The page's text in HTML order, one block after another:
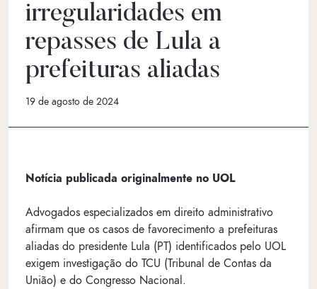
irregularidades em
repasses de Lula a
prefeituras aliadas
19 de agosto de 2024
Notícia publicada originalmente no UOL
Advogados especializados em direito administrativo
afirmam que os casos de favorecimento a prefeituras
aliadas do presidente Lula (PT) identificados pelo UOL
exigem investigação do TCU (Tribunal de Contas da
União) e do Congresso Nacional.